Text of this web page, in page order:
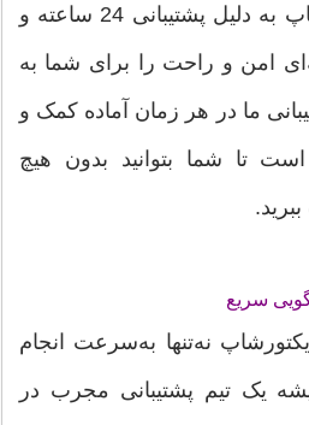
خرید یوسی از ویکتورشاپ به دلیل پشتیبانی 24 ساعته و
امن و راحت را برای شما به
ما در هر زمان آماده کمک و
تا شما بتوانید بدون هیچ
نه‌تنها به‌سرعت انجام
یک تیم پشتیبانی مجرب در